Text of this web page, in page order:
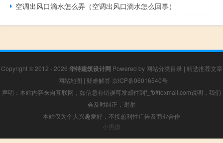
空调出风口滴水怎么弄（空调出风口滴水怎么回事）
Copyright © 2012 - 2026 华特建筑设计网 Powered by 网站分类目录 | 精选推荐文章
| 网站地图 | 疑难解答 京ICP备06016540号
声明：本站内容来自互联网，如信息有错误可发邮件到f_fb#foxmail.com说明，我们
会及时纠正，谢谢
本站仅为个人兴趣爱好，不接盈利性广告及商业合作
小男孩